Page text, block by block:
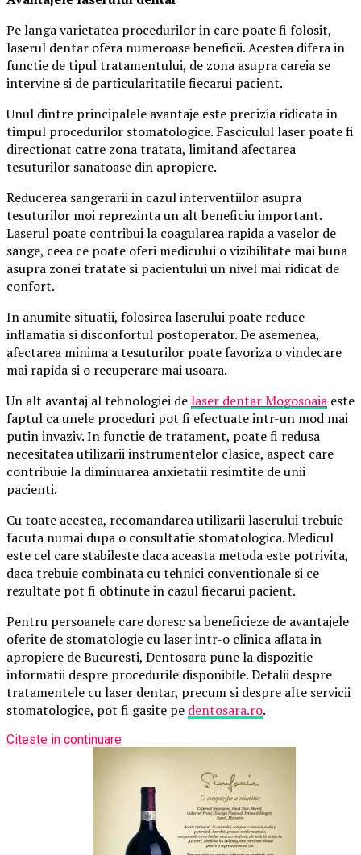
Pe langa varietatea procedurilor in care poate fi folosit,
laserul dentar ofera numeroase beneficii. Acestea difera in
functie de tipul tratamentului, de zona asupra careia se
intervine si de particularitatile fiecarui pacient.
Unul dintre principalele avantaje este precizia ridicata in
timpul procedurilor stomatologice. Fasciculul laser poate fi
directionat catre zona tratata, limitand afectarea
tesuturilor sanatoase din apropiere.
Reducerea sangerarii in cazul interventiilor asupra
tesuturilor moi reprezinta un alt beneficiu important.
Laserul poate contribui la coagularea rapida a vaselor de
sange, ceea ce poate oferi medicului o vizibilitate mai buna
asupra zonei tratate si pacientului un nivel mai ridicat de
confort.
In anumite situatii, folosirea laserului poate reduce
inflamatia si disconfortul postoperator. De asemenea,
afectarea minima a tesuturilor poate favoriza o vindecare
mai rapida si o recuperare mai usoara.
Un alt avantaj al tehnologiei delaser dentar Mogosoaia este
faptul ca unele proceduri pot fi efectuate intr-un mod mai
putin invaziv. In functie de tratament, poate fi redusa
necesitatea utilizarii instrumentelor clasice, aspect care
contribuie la diminuarea anxietatii resimtite de unii
pacienti.
Cu toate acestea, recomandarea utilizarii laserului trebuie
facuta numai dupa o consultatie stomatologica. Medicul
este cel care stabileste daca aceasta metoda este potrivita,
daca trebuie combinata cu tehnici conventionale si ce
rezultate pot fi obtinute in cazul fiecarui pacient.
Pentru persoanele care doresc sa beneficieze de avantajele
oferite de stomatologie cu laser intr-o clinica aflata in
apropiere de Bucuresti, Dentosara pune la dispozitie
informatii despre procedurile disponibile. Detalii despre
tratamentele cu laser dentar, precum si despre alte servicii
stomatologice, pot fi gasite pe dentosara.ro.
Citeste in continuare